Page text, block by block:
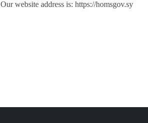
Our website address is: https://homsgov.sy.